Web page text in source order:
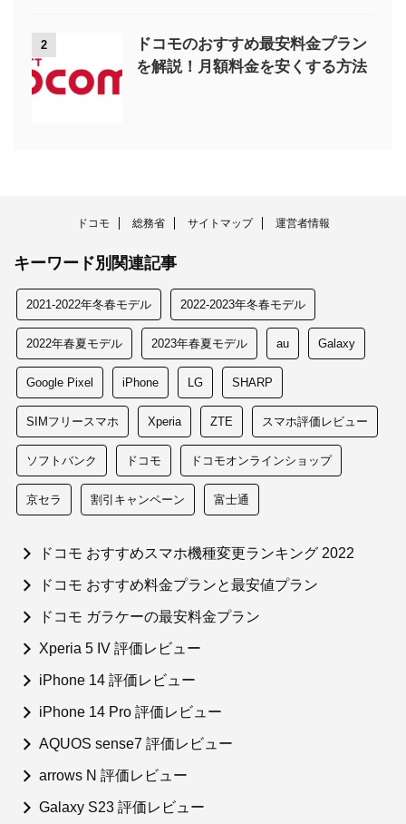
2
ドコモのおすすめ最安料金プラン
を解説！月額料金を安くする方法
ドコモ 総務省 サイトマップ 運営者情報
キーワード別関連記事
2021-2022年冬春モデル 2022-2023年冬春モデル
2022年春夏モデル 2023年春夏モデル au Galaxy
Google Pixel iPhone LG SHARP
SIMフリースマホ Xperia ZTE スマホ評価レビュー
ソフトバンク ドコモ ドコモオンラインショップ
京セラ 割引キャンペーン 富士通
ドコモ おすすめスマホ機種変更ランキング 2022
ドコモ おすすめ料金プランと最安値プラン
ドコモ ガラケーの最安料金プラン
Xperia 5 IV 評価レビュー
iPhone 14 評価レビュー
iPhone 14 Pro 評価レビュー
AQUOS sense7 評価レビュー
arrows N 評価レビュー
Galaxy S23 評価レビュー